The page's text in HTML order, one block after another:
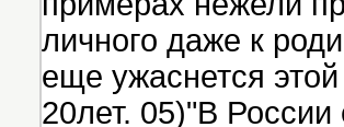
личного даже к
еще ужаснется
20лет. 05)"В